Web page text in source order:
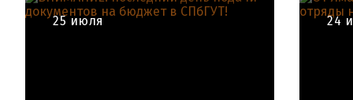
25 июля 24